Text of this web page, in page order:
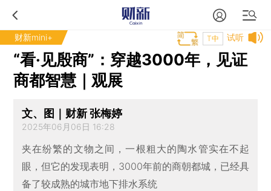
财新mini+ 试听
T中
“看·见殷商”：穿越3000年，见证
商都智慧｜观展
文、图｜财新 张梅婷
2025年06月06日 16:28
夹在纷繁的文物之间，一根粗大的陶水管实在不起
眼，但它的发现表明，3000年前的商朝都城，已经具
备了较成熟的城市地下排水系统